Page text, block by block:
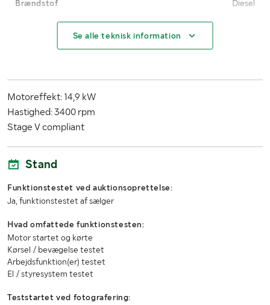
Brændstof Diesel
Driftstimer
Læssehjælp
MÅL OG VÆGT:
Vægt (kg)
Bredde
Højde
Se alle teknisk information
Motoreffekt: 14,9 kW
Hastighed: 3400 rpm
Stage V compliant
Stand
Funktionstestet ved auktionsoprettelse:
Ja, funktionstestet af sælger
Hvad omfattede funktionstesten:
Motor startet og kørte
Kørsel / bevægelse testet
Arbejdsfunktion(er) testet
El / styresystem testet
Teststartet ved fotografering: